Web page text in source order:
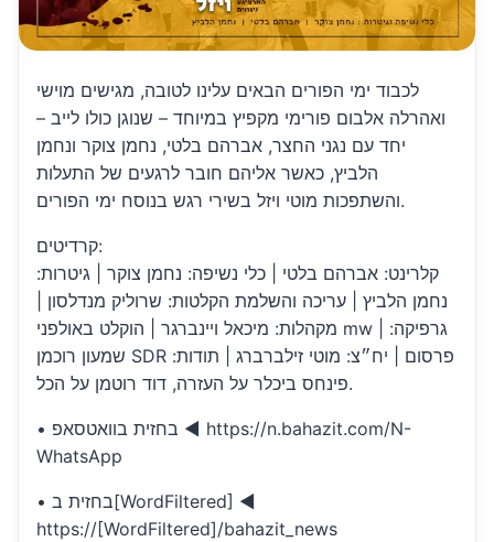
לכבוד ימי הפורים הבאים עלינו לטובה, מגישים מוישי
ואהרלה אלבום פורימי מקפיץ במיוחד – שנוגן כולו לייב –
יחד עם נגני החצר, אברהם בלטי, נחמן צוקר ונחמן
הלביץ, כאשר אליהם חובר לרגעים של התעלות
והשתפכות מוטי ויזל בשירי רגש בנוסח ימי הפורים.
קרדיטים:
קלרינט: אברהם בלטי | כלי נשיפה: נחמן צוקר | גיטרות:
נחמן הלביץ | עריכה והשלמת הקלטות: שרוליק מנדלסון |
מקהלות: מיכאל ויינברגר | הוקלט באולפני mw | גרפיקה:
שמעון רוכמן SDR פרסום | יח״צ: מוטי זילברברג | תודות:
פינחס ביכלר על העזרה, דוד רוטמן על הכל.
• בחזית בוואטסאפ ◄ https://n.bahazit.com/N-
WhatsApp
• בחזית ב[WordFiltered] ◄
https://[WordFiltered]/bahazit_news